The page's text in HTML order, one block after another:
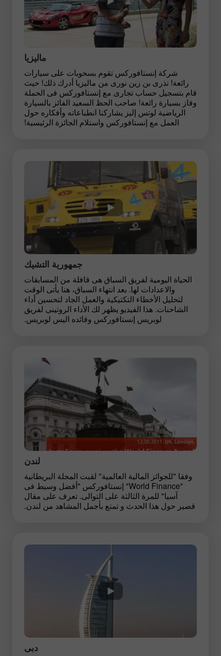
ماليزيا
شركة إنستافوركس تقوم بسحوبات على سيارات
رائعة! نذرى بن زين نورى من ماليزيا أدرك ذلك! حيث
قام بتسجيل حساب تجارى مع إنستافوركس فى الحملة
وفاز بسيارة رائعة! صاحب الحظ السعيد الفائز بالسيارة
الرياضية لوتس إليز يشاركنا انطباعاته وأفكاره حول
العمل مع إنستافوركس واستلام الجائزة الرئيسية!
جمهورية التشيك
الحياة اليومية لفريق السباق هى قافلة من المسابقات
والاعدادات لها. بعد انتهاء السباق، هنا يأتى الوقت
لتحليل الأخطاء التكتيكية والعمل الجاد لتحسين أداء
الشاحنات. هذا الفيديو يظهر لك الأداء الروتينى لفريق
لوبريس إنستافوركس وقائده اليس لوبريس.
لندن
وفقا "للجوائز المالية العالمية" لقبت المجلة البريطانية
"World Finance" إنستافوركس "أفضل وسيط فى
آسيا" للمرة الثالثة على التوالى. تعرف على مقال
قصير حول هذا الحدث و تمتع بأجمل المشاهد من لندن.
دبى